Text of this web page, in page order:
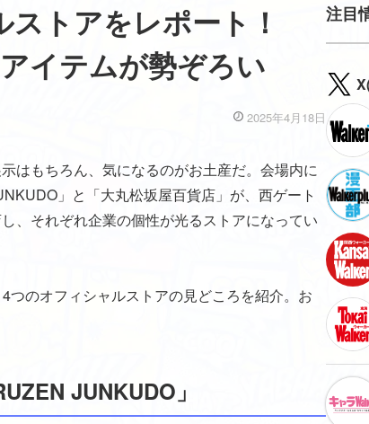
トアをレポート！
イテムが勢ぞろい
2025年4月18日
はもちろん、気になるのがお土産だ。会場内に
」と「大丸松坂屋百貨店」が、西ゲート
、それぞれ企業の個性が光るストアになってい
のオフィシャルストアの見どころを紹介。お
JUNKUDO」
注目